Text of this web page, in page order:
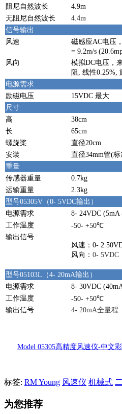
阻尼自然波长
4.9m
无阻尼自然波长
4.4m
信号输出
风速
磁感应AC电压
= 9.2m/s
风向
模拟DC电压，
阻, 线性0.25%,
电源需求
励磁电压
15VDC 最大
尺寸
高
38cm
长
65cm
螺旋桨
直径20cm
安装
直径34mm管(
重量
传感器重量
0.7kg
运输重量
2.3kg
型号05305V（0- 5VDC输出）
电源需求
8- 24VDC (5mA
工作温度
-50- +50℃
输出信号
风速：0-
风向： 0- 5VDC
型号05103L（4- 20mA输出）
电源需求
8- 30VDC
工作温度
-50- +50℃
输出信号
4- 20mA全量程
Model 05305高精度风速仪-中文
标签: RM Young 风速仪 机械式
为您推荐